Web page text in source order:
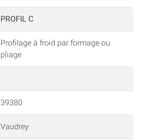
PROFIL C
Profilage à froid par formage ou
pliage
39380
Vaudrey